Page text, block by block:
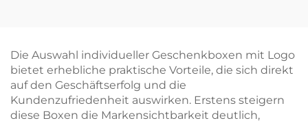
und weichem
Mikrofaser-Futter zur
Aufbewahrung von
Halsketten, Ohrringen
und Ringen
Die Auswahl individueller Geschenkboxen mit Logo
bietet erhebliche praktische Vorteile, die sich direkt
auf den Geschäftserfolg und die
Kundenzufriedenheit auswirken. Erstens steigern
diese Boxen die Markensichtbarkeit deutlich,